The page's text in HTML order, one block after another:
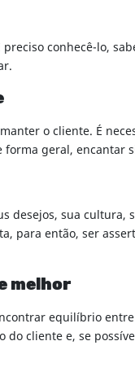
conhecê-lo,
o cliente. É
geral,
desejos, sua
para então, ser
melhor
equilíbrio
cliente e, se